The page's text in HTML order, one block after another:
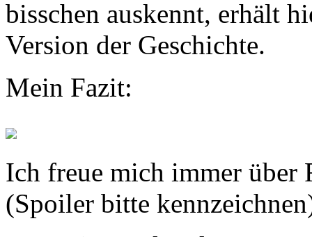
bisschen auskennt, erhält
Version der Geschichte.
Mein Fazit:
Ich freue mich immer über
(Spoiler bitte